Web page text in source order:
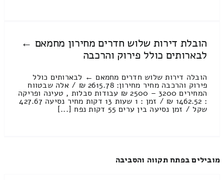
הובלת דירות שלוש חדרים מחירון מחמאם ←
לבארותים כולל פירוק והרכבה
הובלה דירות שלוש חדרים מחמאם ← לבארותים כולל
פירוק והרכבה מחיר מחירון: 2615.78 ₪ / אלה שבטווח
המחירים 3200 – 2500 ₪ עבודות סבלות , טעינה ופריקה
: 1462.52 ₪ / זמן : 1 שעות 13 דקות מחיר נסיעה 427.67
שקל / זמן נסיעה בין ערים 55 דקות נפח [...]
מובילים בפתח תקווה והסביבה